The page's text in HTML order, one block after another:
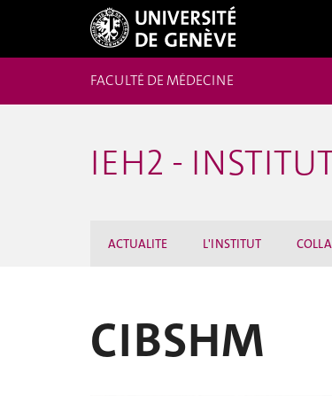
FACULTÉ DE MÉDECINE
IEH2 -
ACTUALITE L'INSTITUT
CIBSHM